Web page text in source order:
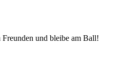
und bleibe am Ball!